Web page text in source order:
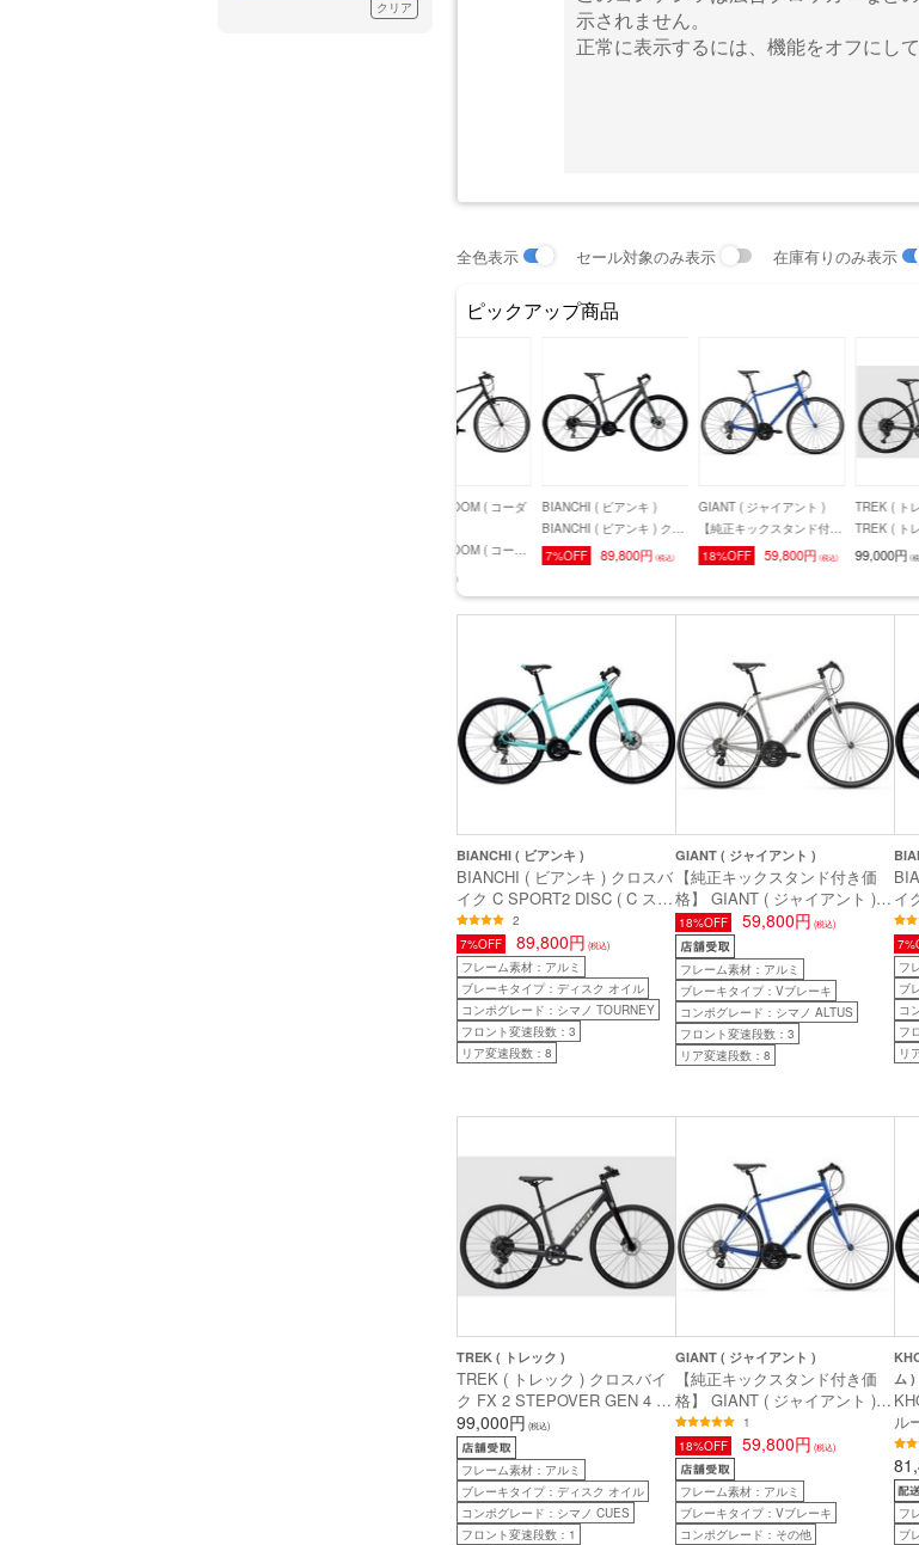
示されません。
正常に表示するには、機能をオフにして
全色表示 セール対象のみ表示 在庫有りのみ表示
ピックアップ商品
KHODAABLOOM ( コーダ
KHODAABLOOM ( コーダ
RAIL ST ( レイル エスティ
ー ) マットブラック 440
BIANCHI ( ビアンキ )
BIANCHI ( ビアンキ ) クロ
スバイク C SPORT2 DISC
ロックサンド/ブラックマッ
ト/グロッシー 43 ( 身長目
7%OFF 89,800円(税込)
GIANT ( ジャイアント )
【純正キックスタンド付き
価格】 GIANT ( ジャイアン
ESCAPE R 3 ( エスケープ
R 3 ) マットメタリックブ
18%OFF 59,800円(税込)
TREK ( トレ
TREK ( ト
バイク FX 2
レー M ( 身
後 )
99,000円(税
BIANCHI ( ビアンキ )
BIANCHI ( ビアンキ ) クロスバ
イク C SPORT2 DISC ( C スポ
ーツ2 ディスク ) チェレステ/ダ
ークターコイズフルグロッシー
43 ( 身長目安155cm前後 )
2
7%OFF
89,800円 (税込)
フレーム素材：アルミ
ブレーキタイプ：ディスク オイル
コンポグレード：シマノ TOURNEY
フロント変速段数：3
リア変速段数：8
GIANT ( ジャイアント )
【純正キックスタンド付き価
格】 GIANT ( ジャイアント )
クロスバイク ESCAPE R3 SE
( エスケープ R3 SE ) マットシ
ルバー 465S ( 身長目安170cm
前後 )
18%OFF 59,800円 (税込)
フレーム素材：アルミ
ブレーキタイプ：Vブレーキ
コンポグレード：シマノ ALTUS
フロント変速段数：3
リア変速段数：8
イ
ー
ブ
(フ
ブ
コ
フ
リ
TREK ( トレック )
TREK ( トレック ) クロスバイ
ク FX 2 STEPOVER GEN 4 カ
ーボンダークグレー M ( 身長目
安170cm前後 )
99,000円 (税込)
フレーム素材：アルミ
ブレーキタイプ：ディスク オイル
コンポグレード：シマノ CUES
フロント変速段数：1
GIANT ( ジャイアント )
【純正キックスタンド付き価
格】 GIANT ( ジャイアント )
クロスバイク ESCAPE R 3 (
エスケープ R 3 ) マットメタリ
ックブルー 465(S) ( 身長目安
170cm前後 )
1
18%OFF
59,800円 (税込)
フレーム素材：アルミ
ブレーキタイプ：Vブレーキ
コンポグレード：その他
ム )
ル
ト
フ
ブ
クリア